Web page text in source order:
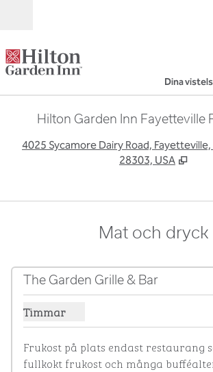
Dina
Hilton Garden Inn Fayetteville
4025 Sycamore Dairy Road,
28303, USA
Mat och dryck
The Garden Grille & Bar
Timmar
Visa timmar för The Garden Grille & Bar
Frukost på plats endast restaurang
fullkokt frukost och många